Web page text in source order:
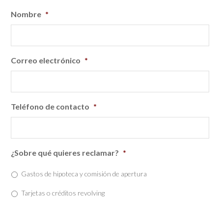
Nombre *
Correo electrónico *
Teléfono de contacto *
¿Sobre qué quieres reclamar? *
Gastos de hipoteca y comisión de apertura
Tarjetas o créditos revolving